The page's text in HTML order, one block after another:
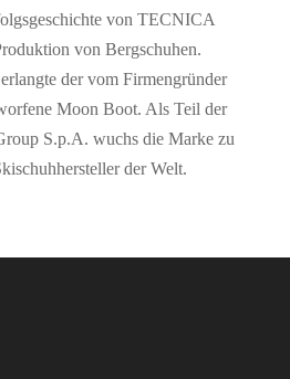
von TECNICA
von Bergschuhen.
der vom Firmengründer
Moon Boot. Als Teil der
S.p.A. wuchs die Marke zu
der Welt.